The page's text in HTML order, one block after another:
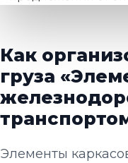
Как
груза
Элементы